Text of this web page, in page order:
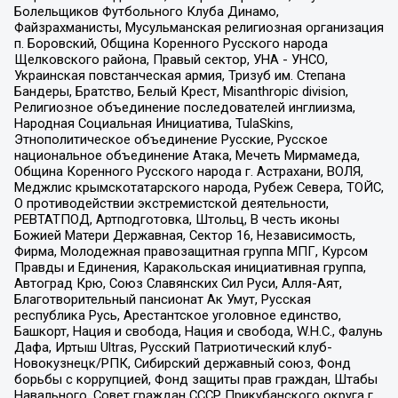
Болельщиков Футбольного Клуба Динамо,
Файзрахманисты, Мусульманская религиозная организация
п. Боровский, Община Коренного Русского народа
Щелковского района, Правый сектор, УНА - УНСО,
Украинская повстанческая армия, Тризуб им. Степана
Бандеры, Братство, Белый Крест, Misanthropic division,
Религиозное объединение последователей инглиизма,
Народная Социальная Инициатива, TulaSkins,
Этнополитическое объединение Русские, Русское
национальное объединение Атака, Мечеть Мирмамеда,
Община Коренного Русского народа г. Астрахани, ВОЛЯ,
Меджлис крымскотатарского народа, Рубеж Севера, ТОЙС,
О противодействии экстремистской деятельности,
РЕВТАТПОД, Артподготовка, Штольц, В честь иконы
Божией Матери Державная, Сектор 16, Независимость,
Фирма, Молодежная правозащитная группа МПГ, Курсом
Правды и Единения, Каракольская инициативная группа,
Автоград Крю, Союз Славянских Сил Руси, Алля-Аят,
Благотворительный пансионат Ак Умут, Русская
республика Русь, Арестантское уголовное единство,
Башкорт, Нация и свобода, Нация и свобода, W.H.С., Фалунь
Дафа, Иртыш Ultras, Русский Патриотический клуб-
Новокузнецк/РПК, Сибирский державный союз, Фонд
борьбы с коррупцией, Фонд защиты прав граждан, Штабы